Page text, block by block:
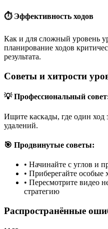
⏱️ Эффективность ходов
Как и для сложный уровень
планирование ходов
результата.
Советы и хитрости
💡 Профессиональный
Ищите каскады, где один ход
удалений.
🎯 Продвинутые советы:
• Начинайте с углов и
• Приберегайте особые
• Пересмотрите видео
стратегию
Распространённые